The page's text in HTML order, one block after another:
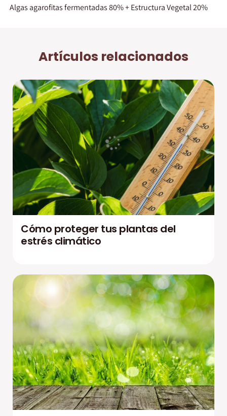
Algas agarofitas fermentadas 80% + Estructura Vegetal 20%
Artículos relacionados
Cómo proteger tus plantas del
estrés climático